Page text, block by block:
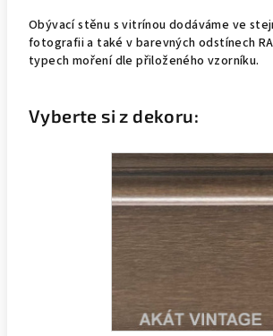
Obývací stěnu s vitrínou dodáváme ve
fotografii a také v barevných odstínech
typech moření dle přiloženého vzorníku.
Vyberte si z dekoru: